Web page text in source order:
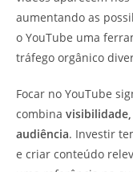
aumentando as
o YouTube uma
tráfego orgânico
Focar no YouTube
combina
audiência. Investir
e criar conteúdo